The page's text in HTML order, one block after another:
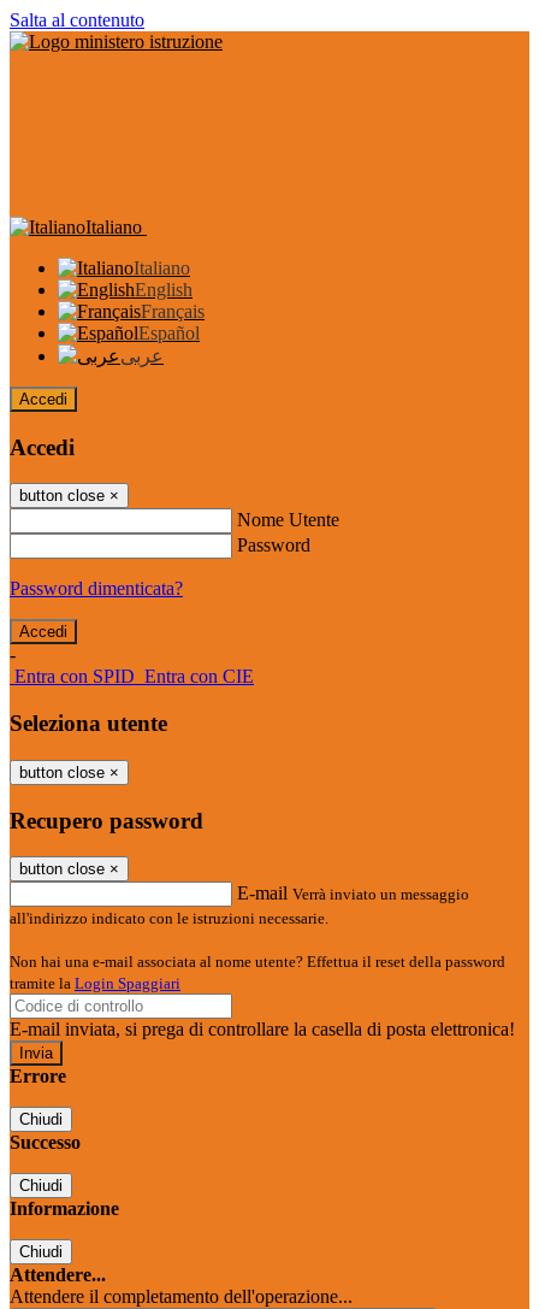
Salta al contenuto
Italiano
Italiano
English
Français
Español
عربى
Accedi
Accedi
button close ×
Nome Utente
Password
Password dimenticata?
-
Entra con SPID Entra con CIE
Seleziona utente
button close ×
Recupero password
button close ×
E-mail Verrà inviato un messaggio
all'indirizzo indicato con le istruzioni necessarie.
Non hai una e-mail associata al nome utente? Effettua il reset della password
tramite la Login Spaggiari
E-mail inviata, si prega di controllare la casella di posta elettronica!
Errore
Chiudi
Successo
Chiudi
Informazione
Chiudi
Attendere...
Attendere il completamento dell'operazione...